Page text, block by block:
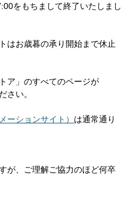
をもちまして終了いたしまし
はお歳暮の承り開始まで休止
ア」のすべてのページが
さい。
ーションサイト） は通常通り
が、ご理解ご協力のほど何卒